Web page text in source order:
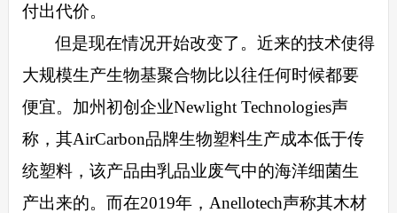
付出代价。
但是现在情况开始改变了。近来的技术使得
大规模生产生物基聚合物比以往任何时候都要
便宜。加州初创企业Newlight Technologies声
称，其AirCarbon品牌生物塑料生产成本低于传
统塑料，该产品由乳品业废气中的海洋细菌生
产出来的。而在2019年，Anellotech声称其木材